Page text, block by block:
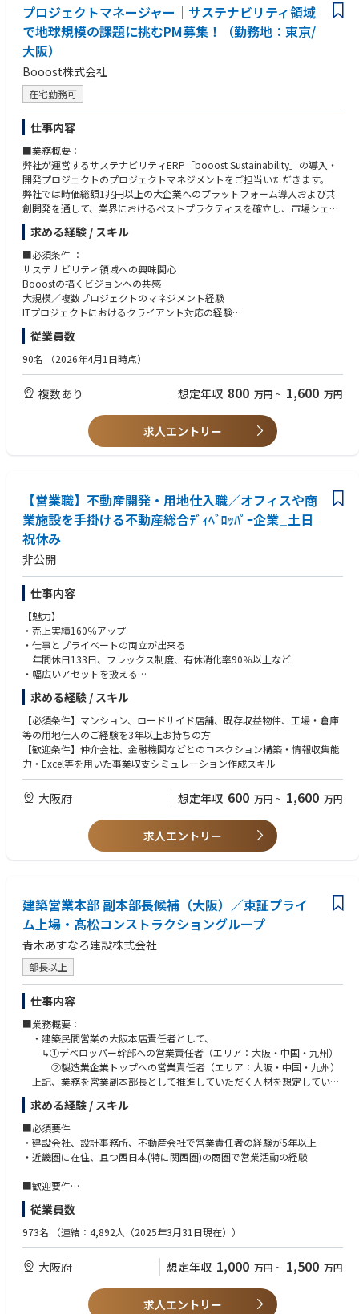
【3】セキュリティ運用支援
CSIRT／SOCなどの運用支援
セキュリティシステム運用の改善支援
【4】デリバリー管理
ステークホルダーとの合意形成・報告
計画策定、進捗・コスト管理
メンバー支援、リスク管理
【5】プロジェクト管理
チームメンバーの管理（課題・労務など）
プロジェクト遂行の最適化
【6】提案活動
営業との協働による提案書作成
クライアントへのプレゼンテーション
【アバナードで働くことの魅力】
・マイクロソフトテクノロジーを活用したソリューションを展開するリー
ディングカンパニーで働くこと
・19度目のマイクロソフト グローバル SI パートナー アワードを受賞（20
24年）
・充実したトレーニングプログラム（年間80時間以上、認定資格取得への
支援）
・全ての社員のキャリアを支援するキャリアアドバイザー制度
・風通しが良く、チームワークで仕事を進められる環境
ッショナルとしての更なる成長を遂げることができる数多くの機会が存在
します。
アバナードは、インクルージョン＆ダイバーシティ（I&D）の文化の醸成
に力を注ぎ、この多様性を通じて、革新性や創造性を培い、クライアント
ョナルが世界中におり、相互に協力しながらプロジェクトを遂行するチー
ムワークのカルチャーの中で、継続的に学ぶことができるトレーニングプ
ログラムやキャリアアドバイザー制度を活用しながら、新たなキャリアを
進んでいただくことができます。
チームワーク、新たなテクノロジーの習得を通じて、クライアントの問題
解決に応えるアバナードは、その先で私達の仕事の結果、人の働き方、コ
ミュニケーションやコラボレーションなど真のヒューマンインパクトをも
たらせることができるかを原動力に日々活躍しています。
アバナードのインクルージョン＆ダイバーシティ（I&D）に関する情報は
こちらをご覧ください。
https://www.avanade.com/ja-jp/about/responsible-business
アバナードではグローバルレベルで以下を共通のテーマに持ち、日々業務
に取り組んでおります。
・Create a future for our people that focuses on:
・Inspire greatness in our people by:
- Empowering every voice
- Encouraging boldness
- Celebrating progress
・Accelerate the impact of our people by:
- Amazing the client
- Prioritizing what matters
- Acting as one
③ビジネスレベルの日本語 （JLPT: N1程度）スキル
プロジェクトマネージャー│サステナビリティ領域
で地球規模の課題に挑むPM募集！（勤務地：東京/
大阪）
Booost株式会社
在宅勤務可
仕事内容
■業務概要：
弊社が運営するサステナビリティERP「booost Sustainability」の導入・
開発プロジェクトのプロジェクトマネジメントをご担当いただきます。
弊社では時価総額1兆円以上の大企業へのプラットフォーム導入および共
創開発を通して、業界におけるベストプラクティスを確立し、市場シェア
の急速な拡大を目指しています。
本ポジションでは、導入・開発プロジェクトをプロジェクトマネージャー
として推進すると同時に、そこで確立されたベストプラクティスをプロダ
クトに反映させるプロダクトマネージャーとしての役割も担っていただき
ます。
■業務詳細：
サステナビリティ経営を加速するプラットフォーム「booost Sustainabilit
y」
サステナビリティ領域でのクライアントの課題解決をミッションに、要件
らイニシアチブをとって推進いただきます。
・エンタープライズを中心とした顧客の企業価値を高めるためのプロダク
・プロジェクトスコープのコントロール
・顧客とWin-Winの関係を構築する提案、コミュニケーション
・エンジニア、デザイナ、セールス、CXOなど内部ステークホルダとの調
整業務
■開発環境：
・バックエンド：PHP（一部Python）
・フレームワーク：Laravel
・フロントエンド：Vue.js
・データベース：MySQL
・インフラ：AWS、Docker
・デプロイ/ビルド：GitHub
・コミュニケーション：Slack、Asana、Gather、Notion
■私たちが大切にしている価値観
・持続可能な未来のために強い信念と情熱を持ち、その未来の実現に必要
な価値（プロダクト）を顧客へ提供し続ける。
・本質的な価値を見失わないよう、新しく広く深いサステナビリティ領域
の情報をどん欲に吸収し続ける。
・不確実な状況でもすべての前提に疑いを持ち、ファクトに従って柔軟に
・リスクをとって大胆に迅速な開発を続け、中長期的な技術投資にも積極
■やりがい/今後のキャリア
ジングな環境
・大手企業の高い要件に答えつつ、それをSaaS標準プロダクトに落とし込
み汎用化させるチャレンジを体験できる
・Techカンパニーで会社の事業・経営を技術者が牽引する組織で働ける
・日本、世界に留まらない地球規模の課題解決に向け、大きな裁量を持っ
て取り組むことができる
これから成長し、そして世界のスタンダードとなっていくサステナビリテ
在しない「あたりまえ」を創造していきます。
求める経験 / スキル
■必須条件 ：
サステナビリティ領域への興味関心
Booostの描くビジョンへの共感
大規模／複数プロジェクトのマネジメント経験
ITプロジェクトにおけるクライアント対応の経験
システム開発の提案経験
要件定義の経験
日本語にてコミュニケーションが可能なこと / Native-like fluency in Japan
■歓迎条件 ：
クライメート／エネルギー業界における経験
エンタープライズ向けサービスのプロダクトマネジメント経験
プロダクトオーナーとして立上げ〜グロースまでリードしてきた経験
ソフトウェアエンジニアリングの経験
画面設計、DB設計の経験
従業員数
90名 （2026年4月1日時点）
複数あり 想定年収 800 万円 ~ 1,600 万円
求人エントリー
【営業職】不動産開発・用地仕入職／オフィスや商
業施設を手掛ける不動産総合ﾃﾞｨﾍﾞﾛｯﾊﾟｰ企業_土日
祝休み
非公開
仕事内容
【魅力】
・売上実績160％アップ
・仕事とプライベートの両立が出来る
年間休日133日、フレックス制度、有休消化率90％以上など
・幅広いアセットを扱える
・仕入れから出口まで一気通貫etc...
【億単位の事業を動かす】 土地のポテンシャルを見抜く目利きと、総合的
な開発プロデュース。
【情報収集・コネクション構築】不動産業者（大手中小を問わず）や金融
機関などを回り、事業化可能な用地を仕入れる活動。（マンション、ロー
【事業計画と出口戦略の設計開発】仕入れた情報に基づき、最適な用途
（マンション、商業施設、複合施設など）を選定し、最高利益を見込める
事業収支計画（開発コンセプト、コスト、販売価格など）を立案。開発・
企画段階から、完成後の売却を見据えた最も利益の出る販売戦略を設計す
当
求める経験 / スキル
【必須条件】マンション、ロードサイド店舗、既存収益物件、工場・倉庫
等の用地仕入のご経験を3年以上お持ちの方
【歓迎条件】仲介会社、金融機関などとのコネクション構築・情報収集能
力・Excel等を用いた事業収支シミュレーション作成スキル
大阪府 想定年収 600 万円 ~ 1,600 万円
求人エントリー
建築営業本部 副本部長候補（大阪）／東証プライ
ム上場・髙松コンストラクショングループ
青木あすなろ建設株式会社
部長以上
仕事内容
■業務概要：
・建築民間営業の大阪本店責任者として、
↳①デベロッパー幹部への営業責任者（エリア：大阪・中国・九州）
②製造業企業トップへの営業責任者（エリア：大阪・中国・九州）
上記、業務を営業副本部長として推進していただく人材を想定していま
す。
率先垂範でのトップ営業で、以下業務を推進いただきます。
◇各営業社員が取りまとめした案件の最終交渉（クロージング）
◇新規得意先の開拓及び定着
◇当社の関西・中国・九州での得意先を拡大・定着を図る
■業務の特徴
冷蔵含む)・データーセンター等の
得意先の開拓及びその後の定着を推進いただきます。
・東日本エリア（東京・名古屋・北海道・東北）では得意先は確保出来
西日本エリアでの顧客は少ない状況であり、顧客の確保が急務である
求める経験 / スキル
■必須要件
・建設会社、設計事務所、不動産会社で営業責任者の経験が5年以上
・近畿圏に在住、且つ西日本(特に関西圏)の商圏で営業活動の経験
■歓迎要件
・建築の知識、知見のある方
・宅地建物取引士の資格を持っている方、または利回り等CAPレートなど
が組み立てられる方
従業員数
973名 （連結：4,892人（2025年3月31日現在））
大阪府 想定年収 1,000 万円 ~ 1,500 万円
求人エントリー